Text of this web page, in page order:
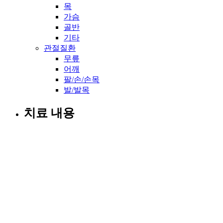
목
가슴
골반
기타
관절질환
무릎
어깨
팔/손/손목
발/발목
치료 내용